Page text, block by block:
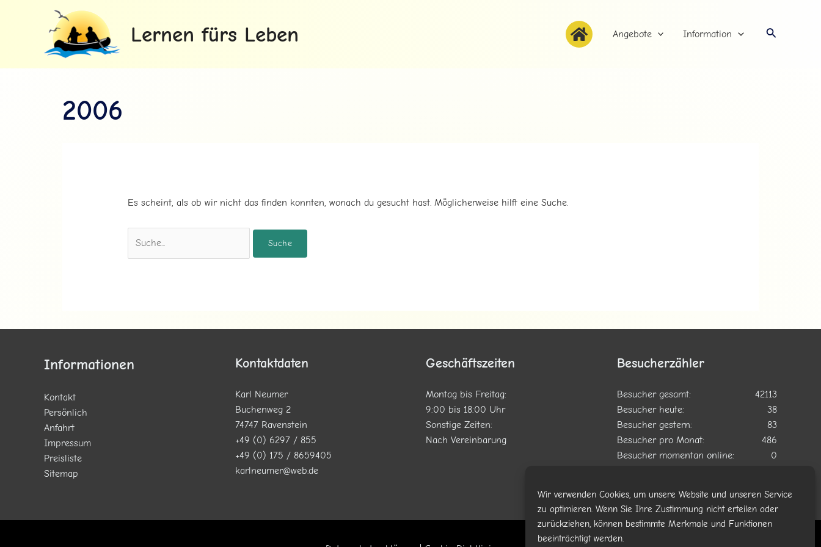
Wir verwenden Cookies, um unsere Website und unseren Service
zu optimieren. Wenn Sie Ihre Zustimmung nicht erteilen oder
zurückziehen, können bestimmte Merkmale und Funktionen
beeinträchtigt werden.
Lernen fürs Leben Angebote Information Suche
2006
Es scheint, als ob wir nicht das finden konnten, wonach du gesucht hast. Möglicherweise hilft eine Suche.
nach:
Informationen
Kontakt
Persönlich
Anfahrt
Impressum
Preisliste
Sitemap
Kontaktdaten
Karl Neumer
Buchenweg 2
74747 Ravenstein
+49 (0) 6297 / 855
+49 (0) 175 / 8659405
karlneumer@web.de
Geschäftszeiten
Montag bis Freitag:
9:00 bis 18:00 Uhr
Sonstige Zeiten:
Nach Vereinbarung
Besucherzähler
42113
Besucher gesamt:
38
Besucher heute:
83
Besucher gestern:
486
Besucher pro Monat:
0
Besucher momentan online: